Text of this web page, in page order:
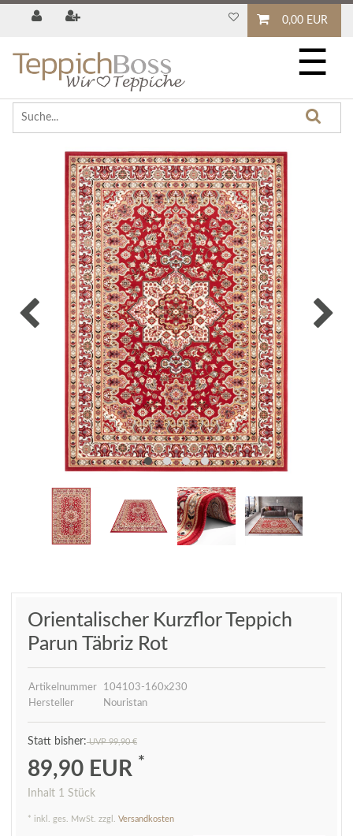
0,00 EUR
☰
Orientalischer Kurzflor Teppich
Parun Täbriz Rot
Artikelnummer
104103-160x230
Hersteller
Nouristan
UVP 99,90 €
89,90 EUR *
Inhalt 1 Stück
* inkl. ges. MwSt. zzgl. Versandkosten